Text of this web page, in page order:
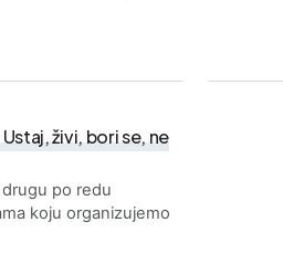
živi, bori se, ne
po redu
koju organizujemo